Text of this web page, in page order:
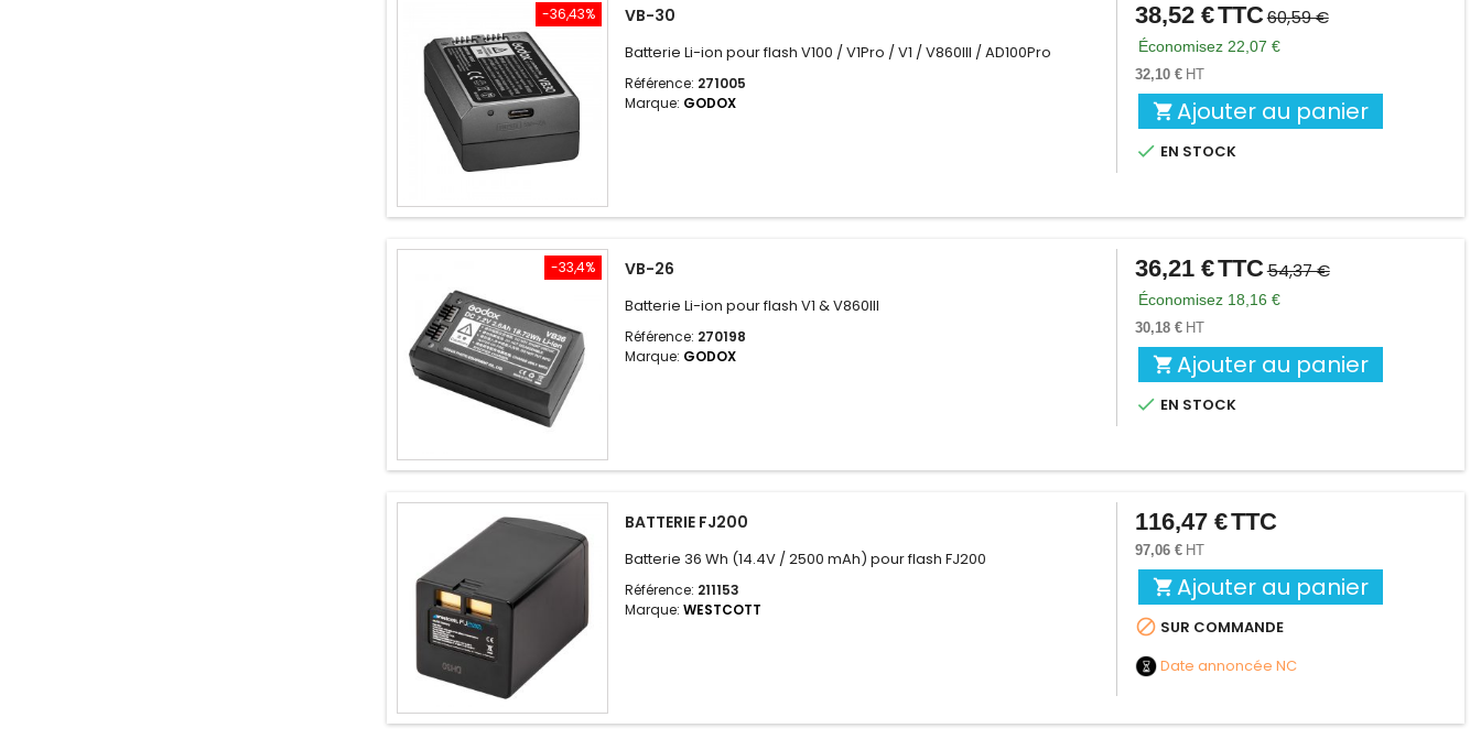
-36,43% VB-30
Batterie Li-ion pour flash V100 / V1Pro / V1 / V860III / AD100Pro
Référence: 271005
Marque: GODOX
Prix
Prix
de
base
38,52 €TTC60,59 €
Économisez 22,07 €
32,10 € HT
 Ajouter au panier
 EN STOCK
-33,4% VB-26
Batterie Li-ion pour flash V1 & V860III
Référence: 270198
Marque: GODOX
Prix
Prix
de
base
36,21 €TTC54,37 €
Économisez 18,16 €
30,18 € HT
 Ajouter au panier
 EN STOCK
BATTERIE FJ200
Batterie 36 Wh (14.4V / 2500 mAh) pour flash FJ200
Référence: 211153
Marque: WESTCOTT
Prix
116,47 €TTC
97,06 € HT
 Ajouter au panier
 SUR COMMANDE
Date annoncée NC